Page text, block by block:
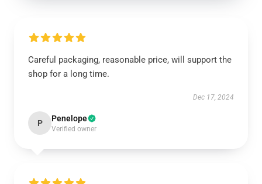
Careful packaging, reasonable price, will support the
shop for a long time.
Dec 17, 2024
P Penelope
Verified owner